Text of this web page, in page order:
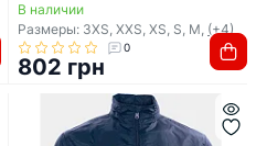
В наличии
Размеры: 3XS, XXS, XS, S, M, (+4)
0
802 грн